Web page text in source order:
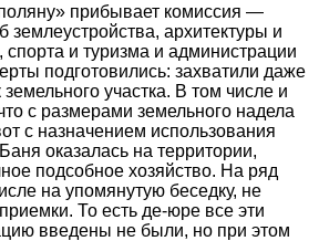
прибывает комиссия —
землеустройства, архитектуры и
и туризма и администрации
подготовились: захватили даже
участка. В том числе и
с размерами земельного надела
с назначением использования
оказалась на территории,
подсобное хозяйство. На ряд
на упомянутую беседку, не
То есть де-юре все эти
введены не были, но при этом